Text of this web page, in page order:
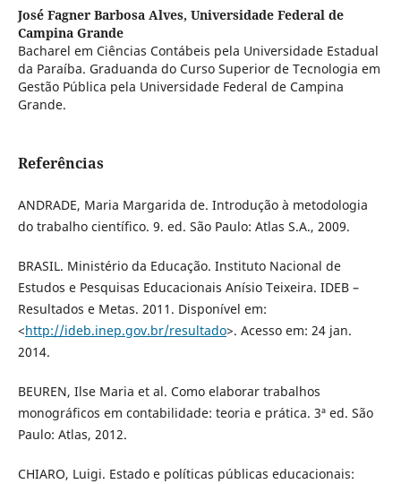
José Fagner Barbosa Alves, Universidade Federal de
Campina Grande
Bacharel em Ciências Contábeis pela Universidade Estadual
da Paraíba. Graduanda do Curso Superior de Tecnologia em
Gestão Pública pela Universidade Federal de Campina
Grande.
Referências
ANDRADE, Maria Margarida de. Introdução à metodologia
do trabalho científico. 9. ed. São Paulo: Atlas S.A., 2009.
BRASIL. Ministério da Educação. Instituto Nacional de
Estudos e Pesquisas Educacionais Anísio Teixeira. IDEB –
Resultados e Metas. 2011. Disponível em:
<http://ideb.inep.gov.br/resultado>. Acesso em: 24 jan.
2014.
BEUREN, Ilse Maria et al. Como elaborar trabalhos
monográficos em contabilidade: teoria e prática. 3ª ed. São
Paulo: Atlas, 2012.
CHIARO, Luigi. Estado e políticas públicas educacionais: